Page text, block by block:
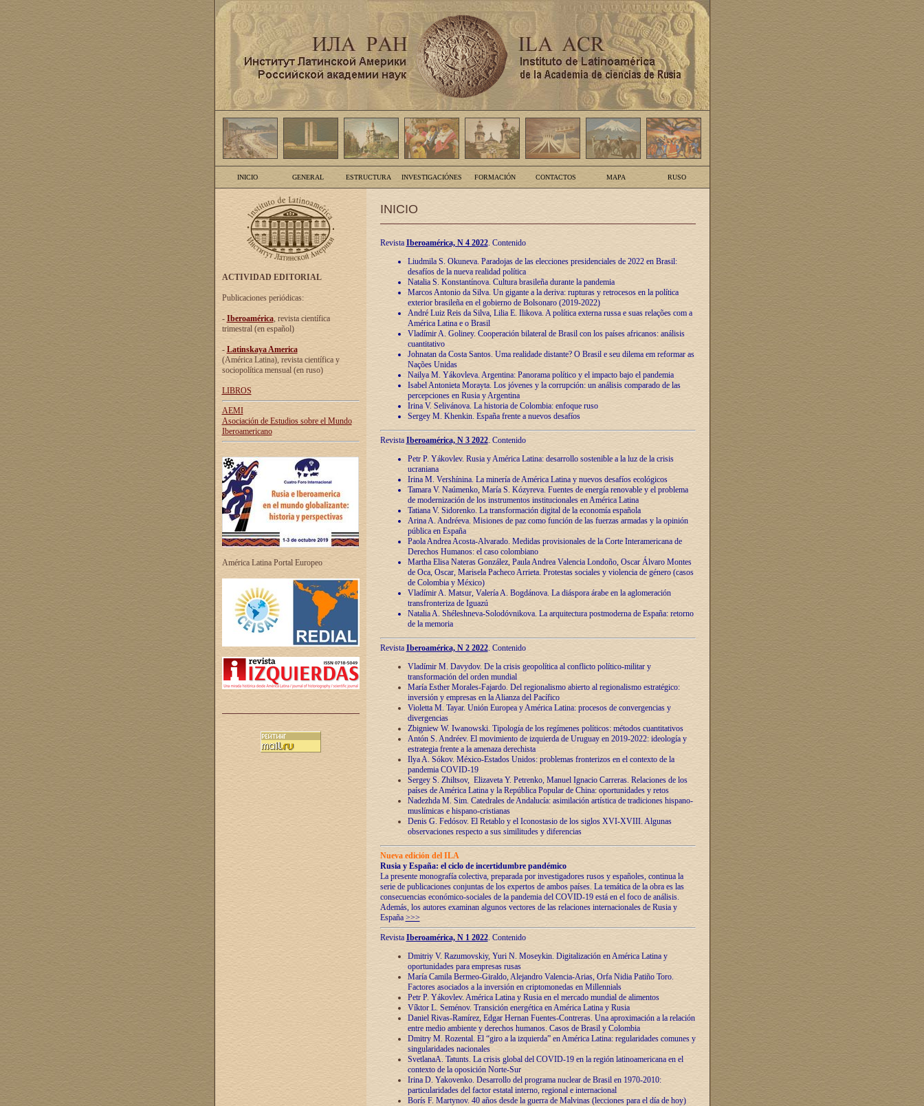
INICIO GENERAL ESTRUCTURA INVESTIGACIÓNES FORMACIÓN CONTACTOS MAPA RUSO
ACTIVIDAD EDITORIAL
Publicaciones periódicas:
- Iberoamérica, revista científica
trimestral (en español)
- Latinskaya America
(América Latina), revista científica y
sociopolítica mensual (en ruso)
LIBROS
AEMI
Asociación de Estudios sobre el Mundo
Iberoamericano
América Latina Portal Europeo
INICIO
Revista Iberoamérica, N 4 2022. Contenido
Liudmila S. Okuneva. Paradojas de las elecciones presidenciales de 2022 en Brasil:
desafíos de la nueva realidad política
Natalia S. Konstantínova. Cultura brasileña durante la pandemia
Marcos Antonio da Silva. Un gigante a la deriva: rupturas y retrocesos en la política
exterior brasileña en el gobierno de Bolsonaro (2019-2022)
André Luiz Reis da Silva, Lilia E. Ilikova. A política externa russa e suas relações com a
América Latina e o Brasil
Vladímir A. Goliney. Cooperación bilateral de Brasil con los países africanos: análisis
cuantitativo
Johnatan da Costa Santos. Uma realidade distante? O Brasil e seu dilema em reformar as
Nações Unidas
Nailya M. Yákovleva. Argentina: Panorama político y el impacto bajo el pandemia
Isabel Antonieta Morayta. Los jóvenes y la corrupción: un análisis comparado de las
percepciones en Rusia y Argentina
Irina V. Selivánova. La historia de Colombia: enfoque ruso
Sergey M. Khenkin. España frente a nuevos desafíos
Revista Iberoamérica, N 3 2022. Contenido
Petr P. Yákovlev. Rusia y América Latina: desarrollo sostenible a la luz de la crisis
ucraniana
Irina M. Vershínina. La minería de América Latina y nuevos desafíos ecológicos
Tamara V. Naúmenko, María S. Kózyreva. Fuentes de energía renovable y el problema
de modernización de los instrumentos institucionales en América Latina
Tatiana V. Sidorenko. La transformación digital de la economía española
Arina A. Andréeva. Misiones de paz como función de las fuerzas armadas y la opinión
pública en España
Paola Andrea Acosta-Alvarado. Medidas provisionales de la Corte Interamericana de
Derechos Humanos: el caso colombiano
Martha Elisa Nateras González, Paula Andrea Valencia Londoño, Oscar Álvaro Montes
de Oca, Oscar, Marisela Pacheco Arrieta. Protestas sociales y violencia de género (casos
de Colombia y México)
Vladímir A. Matsur, Valería A. Bogdánova. La diáspora árabe en la aglomeración
transfronteriza de Iguazú
Natalia A. Shéleshneva-Solodóvnikova. La arquitectura postmoderna de España: retorno
de la memoria
Revista Iberoamérica, N 2 2022. Contenido
Vladímir M. Davydov. De la crisis geopolítica al conflicto político-militar y
transformación del orden mundial
María Esther Morales-Fajardo. Del regionalismo abierto al regionalismo estratégico:
inversión y empresas en la Alianza del Pacífico
Violetta M. Tayar. Unión Europea y América Latina: procesos de convergencias y
divergencias
Zbigniew W. Iwanowski. Tipología de los regímenes políticos: métodos cuantitativos
Antón S. Andréev. El movimiento de izquierda de Uruguay en 2019-2022: ideología y
estrategia frente a la amenaza derechista
Ilya A. Sókov. México-Estados Unidos: problemas fronterizos en el contexto de la
pandemia COVID-19
Sergey S. Zhiltsov, Elizaveta Y. Petrenko, Manuel Ignacio Carreras. Relaciones de los
países de América Latina y la República Popular de China: oportunidades y retos
Nadezhda M. Sim. Catedrales de Andalucía: asimilación artística de tradiciones hispano-
muslímicas e hispano-cristianas
Denis G. Fedósov. El Retablo y el Iconostasio de los siglos XVI-XVIII. Algunas
observaciones respecto a sus similitudes y diferencias
Nueva edición del ILA
Rusia y España: el ciclo de incertidumbre pandémico
La presente monografía colectiva, preparada por investigadores rusos y españoles, continua la
serie de publicaciones conjuntas de los expertos de ambos países. La temática de la obra es las
consecuencias económico-sociales de la pandemia del COVID-19 está en el foco de análisis.
Además, los autores examinan algunos vectores de las relaciones internacionales de Rusia y
España >>>
Revista Iberoamérica, N 1 2022. Contenido
Dmitriy V. Razumovskiy, Yuri N. Moseykin. Digitalización en América Latina y
oportunidades para empresas rusas
María Camila Bermeo-Giraldo, Alejandro Valencia-Arias, Orfa Nidia Patiño Toro.
Factores asociados a la inversión en criptomonedas en Millennials
Petr P. Yákovlev. América Latina y Rusia en el mercado mundial de alimentos
Víktor L. Seménov. Transición energética en América Latina y Rusia
Daniel Rivas-Ramírez, Edgar Hernan Fuentes-Contreras. Una aproximación a la relación
entre medio ambiente y derechos humanos. Casos de Brasil y Colombia
Dmitry M. Rozental. El “giro a la izquierda” en América Latina: regularidades comunes y
singularidades nacionales
SvetlanaA. Tatunts. La crisis global del COVID-19 en la región latinoamericana en el
contexto de la oposición Norte-Sur
Irina D. Yakovenko. Desarrollo del programa nuclear de Brasil en 1970-2010:
particularidades del factor estatal interno, regional e internacional
Borís F. Martynov. 40 años desde la guerra de Malvinas (lecciones para el día de hoy)